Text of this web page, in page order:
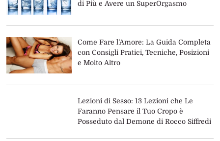
di Più e Avere un SuperOrgasmo
Come Fare l’Amore: La Guida Completa
con Consigli Pratici, Tecniche, Posizioni
e Molto Altro
Lezioni di Sesso: 13 Lezioni che Le
Faranno Pensare il Tuo Cropo è
Posseduto dal Demone di Rocco Siffredi